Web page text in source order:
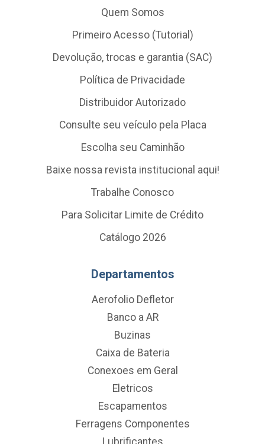
Quem Somos
Primeiro Acesso (Tutorial)
Devolução, trocas e garantia (SAC)
Política de Privacidade
Distribuidor Autorizado
Consulte seu veículo pela Placa
Escolha seu Caminhão
Baixe nossa revista institucional aqui!
Trabalhe Conosco
Para Solicitar Limite de Crédito
Catálogo 2026
Departamentos
Aerofolio Defletor
Banco a AR
Buzinas
Caixa de Bateria
Conexoes em Geral
Eletricos
Escapamentos
Ferragens Componentes
Lubrificantes